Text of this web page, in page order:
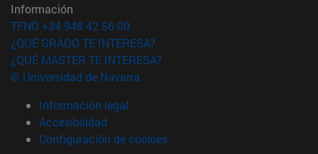
Información
TFNO +34 948 42 56 00
¿QUÉ GRADO TE INTERESA?
¿QUÉ MÁSTER TE INTERESA?
© Universidad de Navarra
Información legal
Accesibilidad
Configuración de cookies